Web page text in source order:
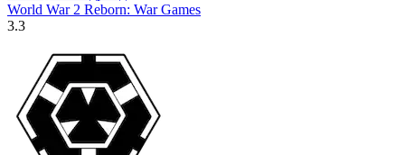
World War 2 Reborn: War Games
3.3